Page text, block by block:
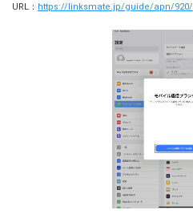
URL： https://linksmate.jp/guide/apn/920/